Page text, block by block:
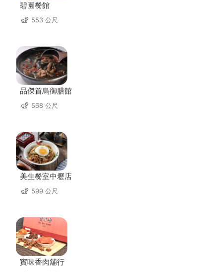
碧園餐館
553 公尺
品傑首烏御膳館
568 公尺
美生餐室中壢店
599 公尺
實味香肉舖行